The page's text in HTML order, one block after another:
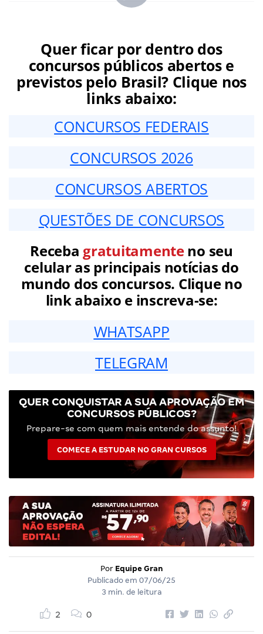
Quer ficar por dentro dos
concursos públicos abertos e
previstos pelo Brasil? Clique nos
links abaixo:
CONCURSOS FEDERAIS
CONCURSOS 2026
CONCURSOS ABERTOS
QUESTÕES DE CONCURSOS
Receba gratuitamenteno seu
celular as principais notícias do
mundo dos concursos. Clique no
link abaixo e inscreva-se:
WHATSAPP
TELEGRAM
QUER CONQUISTAR A SUA APROVAÇÃO EM
CONCURSOS PÚBLICOS?
Prepare-se com quem mais entende do assunto!
COMECE A ESTUDAR NO GRAN CURSOS
Por Equipe Gran
Publicado em 07/06/25
3 min. de leitura
2 0